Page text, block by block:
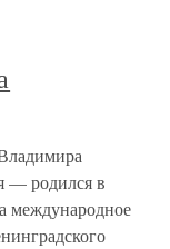
— родился в
международное